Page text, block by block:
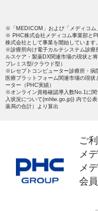
※「MEDICOM」および「メディコム
※ PHC株式会社メディコム事業部と
株式会社として事業を開始しています。
※診療所向け電子カルテシステム診療
ルスケア・製薬DX関連市場の現状と
プレミス型/クラウド型）
※レセプトコンピューター診療所・病
医療プラットフォーム関連市場の現
ーター（PHC実績）
※オンライン資格確認導入数No.1に
入状況について(mhlw.go.jp)) 内で公
薬局の合計）より算出
ご
メ
メ
会